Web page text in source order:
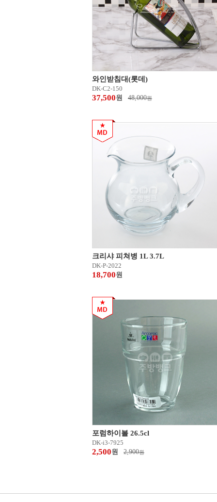
와인받침대(롯데)
DK-C2-150
37,500원 48,000원
크리샤 피쳐병 1L 3.7L
DK-P-2022
18,700원
포럼하이볼 26.5cl
DK-i3-7925
2,500원 2,900원